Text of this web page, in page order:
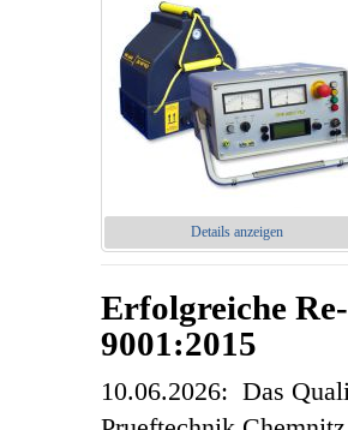
Details anzeigen
Erfolgreiche
9001:2015
10.06.2026: Das